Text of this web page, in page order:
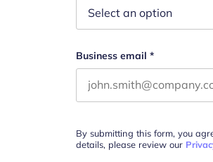
Business email *
By submitting this form, you
details, please review our